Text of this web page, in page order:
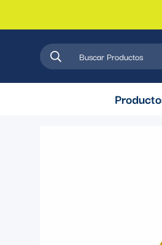
Buscar Productos